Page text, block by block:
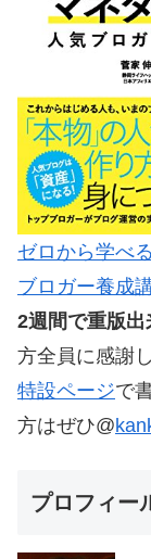
ゼロから学べ
ブロガー養成
2週間で重版出
方全員に感謝
特設ページで
方はぜひ@
プロフィー